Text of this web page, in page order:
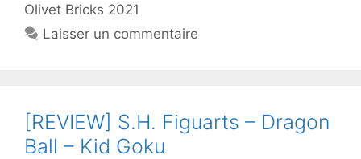
Olivet Bricks 2021
Laisser un commentaire
[REVIEW] S.H. Figuarts – Dragon
Ball – Kid Goku